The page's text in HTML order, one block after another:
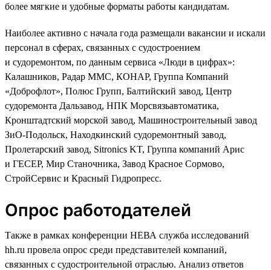
более мягкие и удобные форматы работы кандидатам.
Наиболее активно с начала года размещали вакансии и искали
персонал в сферах, связанных с судостроением
и судоремонтом, по данным сервиса «Люди в цифрах»:
Калашников, Радар ММС, КОНАР, Группа Компаний
«Доброфлот», Полюс Групп, Балтийский завод, Центр
судоремонта Дальзавод, НПК Морсвязьавтоматика,
Кронштадтский морской завод, Машиностроительный завод
ЗиО-Подольск, Находкинский судоремонтный завод,
Пролетарский завод, Sitronics KT, Группа компаний Арис
и ГЕСЕР, Мир Станочника, Завод Красное Сормово,
СтройСервис и Красный Гидропресс.
Опрос работодателей
Также в рамках конференции НЕВА служба исследований
hh.ru провела опрос среди представителей компаний,
связанных с судостроительной отраслью. Анализ ответов